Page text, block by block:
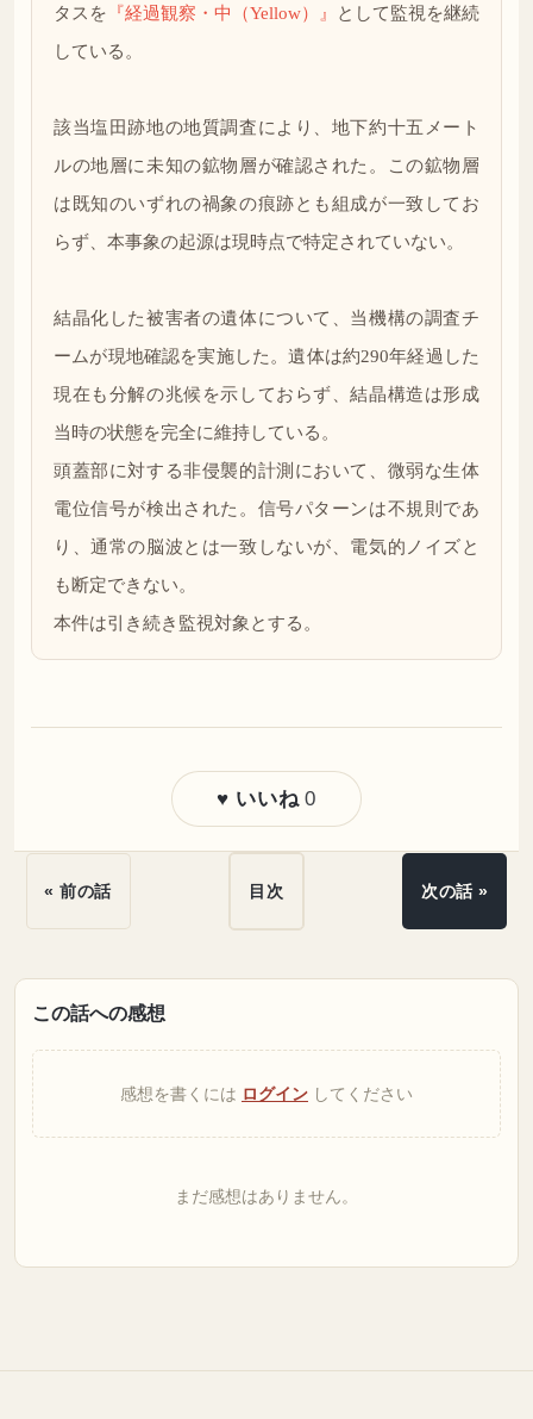
タスを 『経過観察・中（Yellow）』
として監視を継続
している。
該当塩田跡地の地質調査により、地下約十五メート
ルの地層に未知の鉱物層が確認された。この鉱物層
は既知のいずれの禍象の痕跡とも組成が一致してお
らず、本事象の起源は現時点で特定されていない。
結晶化した被害者の遺体について、当機構の調査チ
ームが現地確認を実施した。遺体は約290年経過した
現在も分解の兆候を示しておらず、結晶構造は形成
当時の状態を完全に維持している。
頭蓋部に対する非侵襲的計測において、微弱な生体
電位信号が検出された。信号パターンは不規則であ
り、通常の脳波とは一致しないが、電気的ノイズと
も断定できない。
本件は引き続き監視対象とする。
♥ いいね 0
« 前の話 目次 次の話 »
この話への感想
感想を書くには ログイン してください
まだ感想はありません。